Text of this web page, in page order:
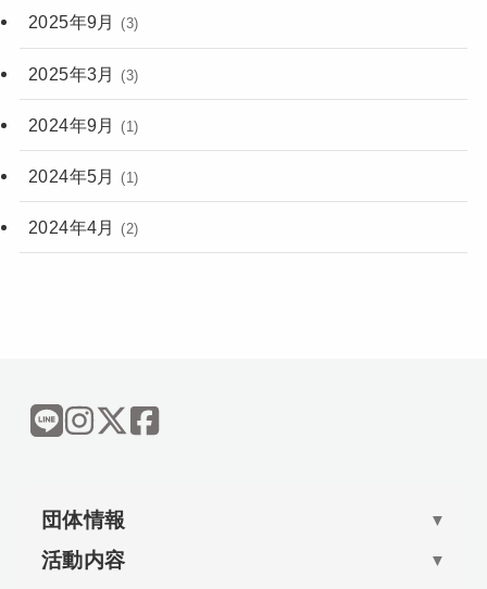
2025年9月 (3)
2025年3月 (3)
2024年9月 (1)
2024年5月 (1)
2024年4月 (2)
団体情報 ▼
活動内容 ▼